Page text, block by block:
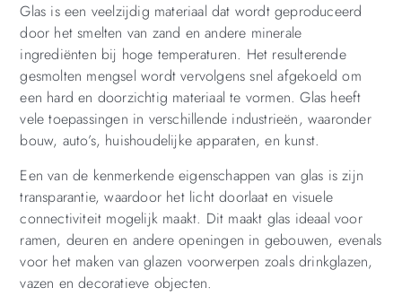
Glas is een veelzijdig materiaal dat wordt geproduceerd
door het smelten van zand en andere minerale
ingrediënten bij hoge temperaturen. Het resulterende
gesmolten mengsel wordt vervolgens snel afgekoeld om
een hard en doorzichtig materiaal te vormen. Glas heeft
vele toepassingen in verschillende industrieën, waaronder
bouw, auto’s, huishoudelijke apparaten, en kunst.
Een van de kenmerkende eigenschappen van glas is zijn
transparantie, waardoor het licht doorlaat en visuele
connectiviteit mogelijk maakt. Dit maakt glas ideaal voor
ramen, deuren en andere openingen in gebouwen, evenals
voor het maken van glazen voorwerpen zoals drinkglazen,
vazen en decoratieve objecten.